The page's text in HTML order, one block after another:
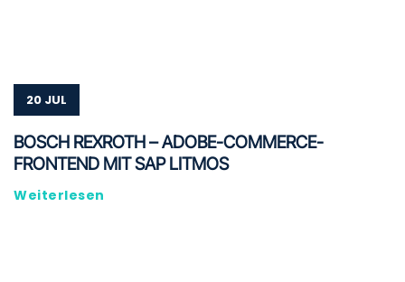
20 JUL
BOSCH REXROTH – ADOBE-COMMERCE-
FRONTEND MIT SAP LITMOS
Weiterlesen